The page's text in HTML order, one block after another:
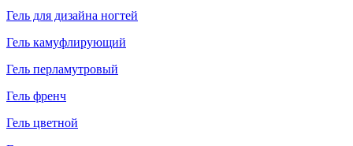
Гель для дизайна ногтей
Гель камуфлирующий
Гель перламутровый
Гель френч
Гель цветной